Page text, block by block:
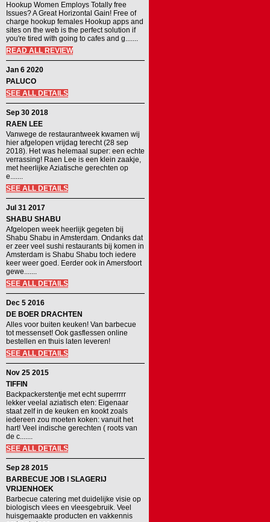
Hookup Women Employs Totally free
Issues? A Great Horizontal Gain! Free of
charge hookup females Hookup apps and
sites on the web is the perfect solution if
you're tired with going to cafes and g.......
READ ALL REVIEW
Jan 6 2020
PALUCO
SEE ALL DETAILS
Sep 30 2018
RAEN LEE
Vanwege de restaurantweek kwamen wij
hier afgelopen vrijdag terecht (28 sep
2018). Het was helemaal super: een echte
verrassing! Raen Lee is een klein zaakje,
met heerlijke Aziatische gerechten op
e.......
SEE ALL DETAILS
Jul 31 2017
SHABU SHABU
Afgelopen week heerlijk gegeten bij
Shabu Shabu in Amsterdam. Ondanks dat
er zeer veel sushi restaurants bij komen in
Amsterdam is Shabu Shabu toch iedere
keer weer goed. Eerder ook in Amersfoort
gewe.......
SEE ALL DETAILS
Dec 5 2016
DE BOER DRACHTEN
Alles voor buiten keuken! Van barbecue
tot messenset! Ook gasflessen online
bestellen en thuis laten leveren!
SEE ALL DETAILS
Nov 25 2015
TIFFIN
Backpackerstentje met echt superrrrr
lekker veelal aziatisch eten: Eigenaar
staat zelf in de keuken en kookt zoals
iedereen zou moeten koken: vanuit het
hart! Veel indische gerechten ( roots van
de c.......
SEE ALL DETAILS
Sep 28 2015
BARBECUE JOB I SLAGERIJ
VRIJENHOEK
Barbecue catering met duidelijke visie op
biologisch vlees en vleesgebruik. Veel
huisgemaakte producten en vakkennis